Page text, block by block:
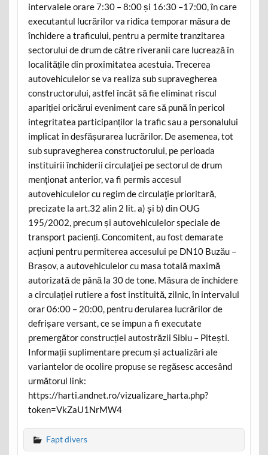
intervalele orare 7:30 – 8:00 și 16:30 –17:00, în care
executantul lucrărilor va ridica temporar măsura de
închidere a traficului, pentru a permite tranzitarea
sectorului de drum de către riveranii care lucrează în
localitățile din proximitatea acestuia. Trecerea
autovehiculelor se va realiza sub supravegherea
constructorului, astfel încât să fie eliminat riscul
apariției oricărui eveniment care să pună în pericol
integritatea participanților la trafic sau a personalului
implicat în desfășurarea lucrărilor. De asemenea, tot
sub supravegherea constructorului, pe perioada
instituirii închiderii circulaţiei pe sectorul de drum
menţionat anterior, va fi permis accesul
autovehiculelor cu regim de circulaţie prioritară,
precizate la art.32 alin 2 lit. a) şi b) din OUG
195/2002, precum și autovehiculelor speciale de
transport pacienți. Concomitent, au fost demarate
acțiuni pentru permiterea accesului pe DN10 Buzău –
Brașov, a autovehiculelor cu masa totală maximă
autorizată de până la 30 de tone. Măsura de închidere
a circulației rutiere a fost instituită, zilnic, în intervalul
orar 06:00 – 20:00, pentru derularea lucrărilor de
defrișare versant, ce se impun a fi executate
premergător construcției autostrăzii Sibiu – Pitești.
Informații suplimentare precum și actualizări ale
variantelor de ocolire propuse se regăsesc accesând
următorul link:
https://harti.andnet.ro/vizualizare_harta.php?
token=VkZaU1NrMW4
Fapt divers